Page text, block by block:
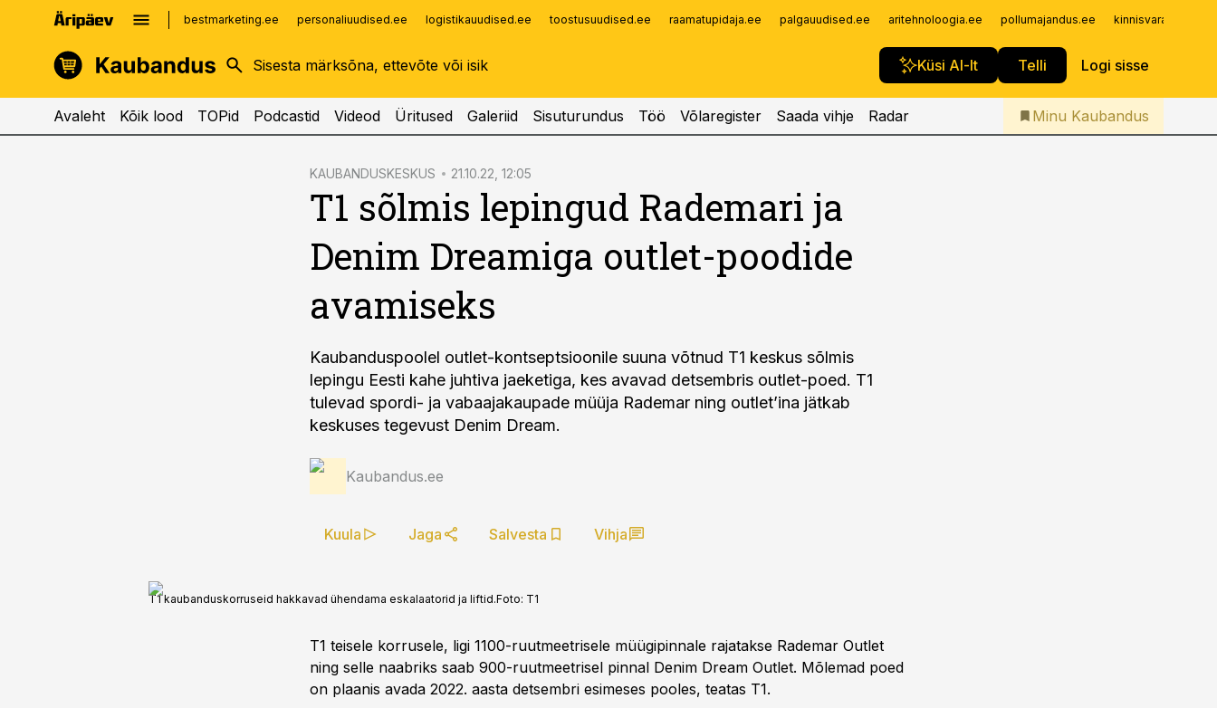
bestmarketing.ee personaliuudised.ee logistikauudised.ee toostusuudised.ee raamatupidaja.ee palgauudised.ee aritehnoloogia.ee pollumajandus.ee
Küsi AI-lt Telli Logi sisse
kinnisvarauudised.ee
logistikauudised.ee
imelineajalugu.ee
Infopank
Iseteenindus
Telli Kaubandus
Avaleht Kõik lood TOPid Podcastid Videod Üritused Galeriid Sisuturundus Töö Võlaregister Saada vihje Radar Minu Kaubandus
KAUBANDUSKESKUS 21.10.22, 12:05
T1 sõlmis lepingud Rademari ja
Denim Dreamiga outlet-poodide
avamiseks
Kaubanduspoolel outlet-kontseptsioonile suuna võtnud T1 keskus sõlmis
lepingu Eesti kahe juhtiva jaeketiga, kes avavad detsembris outlet-poed. T1
tulevad spordi- ja vabaajakaupade müüja Rademar ning outlet’ina jätkab
keskuses tegevust Denim Dream.
Kaubandus.ee
Kuula Jaga Salvesta Vihja
T1 kaubanduskorruseid hakkavad ühendama eskalaatorid ja liftid.Foto: T1
T1 teisele korrusele, ligi 1100-ruutmeetrisele müügipinnale rajatakse Rademar Outlet
ning selle naabriks saab 900-ruutmeetrisel pinnal Denim Dream Outlet. Mõlemad poed
on plaanis avada 2022. aasta detsembri esimeses pooles, teatas T1.